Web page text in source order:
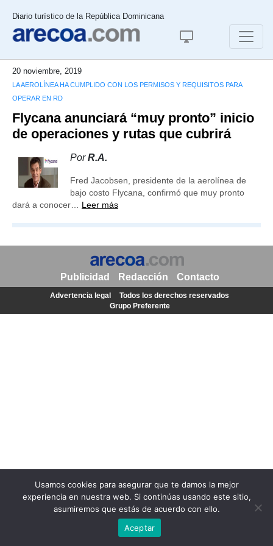
Diario turístico de la República Dominicana
20 noviembre, 2019
LA AEROLÍNEA HA CUMPLIDO CON LOS PERMISOS Y REQUISITOS PARA
OPERAR EN RD
Flycana anunciará “muy pronto” inicio
de operaciones y rutas que cubrirá
PorR.A.
Fred Jacobsen, presidente de la aerolínea de
bajo costo Flycana, confirmó que muy pronto
dará a conocer… Leer más
Usamos cookies para asegurar que te damos la mejor
experiencia en nuestra web. Si continúas usando este sitio,
asumiremos que estás de acuerdo con ello.
Aceptar
Publicidad Redacción Contacto
Advertencia legal
Todos los derechos reservados
Grupo Preferente